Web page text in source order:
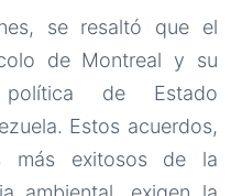
se resaltó que el
de Montreal y su
de Estado
Estos acuerdos,
más exitosos de la